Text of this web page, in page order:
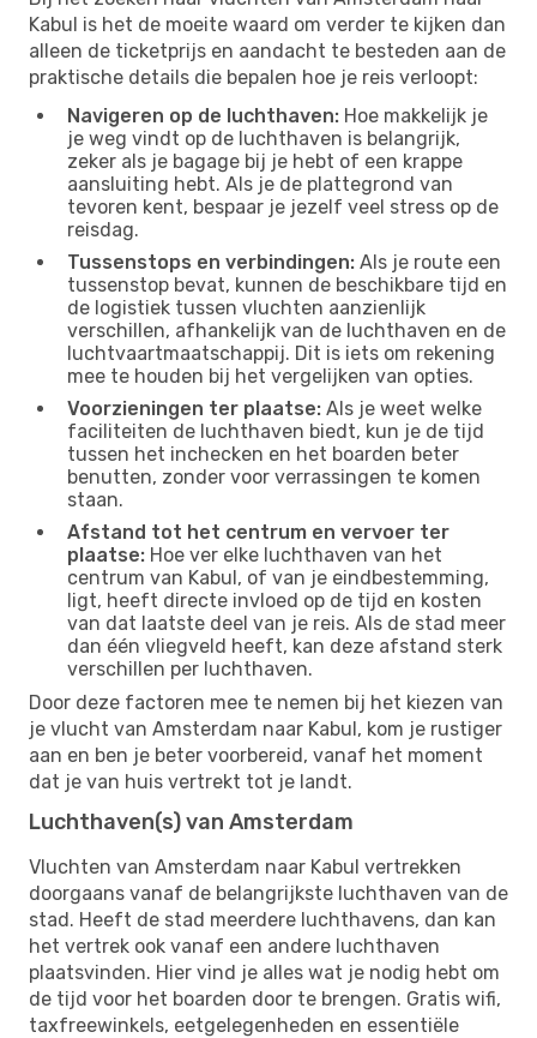
Kabul is het de moeite waard om verder te kijken dan
alleen de ticketprijs en aandacht te besteden aan de
praktische details die bepalen hoe je reis verloopt:
Navigeren op de luchthaven: Hoe makkelijk je
je weg vindt op de luchthaven is belangrijk,
zeker als je bagage bij je hebt of een krappe
aansluiting hebt. Als je de plattegrond van
tevoren kent, bespaar je jezelf veel stress op de
reisdag.
Tussenstops en verbindingen: Als je route een
tussenstop bevat, kunnen de beschikbare tijd en
de logistiek tussen vluchten aanzienlijk
verschillen, afhankelijk van de luchthaven en de
luchtvaartmaatschappij. Dit is iets om rekening
mee te houden bij het vergelijken van opties.
Voorzieningen ter plaatse: Als je weet welke
faciliteiten de luchthaven biedt, kun je de tijd
tussen het inchecken en het boarden beter
benutten, zonder voor verrassingen te komen
staan.
Afstand tot het centrum en vervoer ter
plaatse: Hoe ver elke luchthaven van het
centrum van Kabul, of van je eindbestemming,
ligt, heeft directe invloed op de tijd en kosten
van dat laatste deel van je reis. Als de stad meer
dan één vliegveld heeft, kan deze afstand sterk
verschillen per luchthaven.
Door deze factoren mee te nemen bij het kiezen van
je vlucht van Amsterdam naar Kabul, kom je rustiger
aan en ben je beter voorbereid, vanaf het moment
dat je van huis vertrekt tot je landt.
Luchthaven(s) van Amsterdam
Vluchten van Amsterdam naar Kabul vertrekken
doorgaans vanaf de belangrijkste luchthaven van de
stad. Heeft de stad meerdere luchthavens, dan kan
het vertrek ook vanaf een andere luchthaven
plaatsvinden. Hier vind je alles wat je nodig hebt om
de tijd voor het boarden door te brengen. Gratis wifi,
taxfreewinkels, eetgelegenheden en essentiële